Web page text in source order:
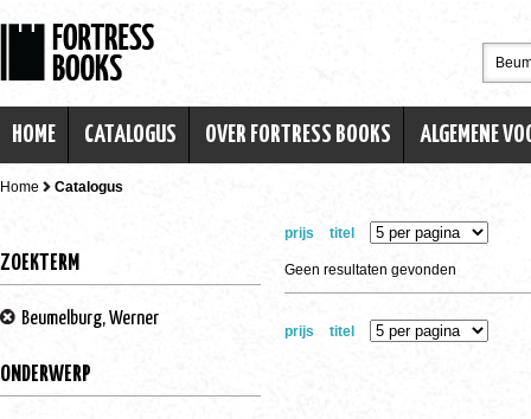
HOME CATALOGUS OVER FORTRESS BOOKS ALGEMENE
Home Catalogus
ZOEKTERM
Beumelburg, Werner
ONDERWERP
prijs titel
Geen resultaten gevonden
prijs titel